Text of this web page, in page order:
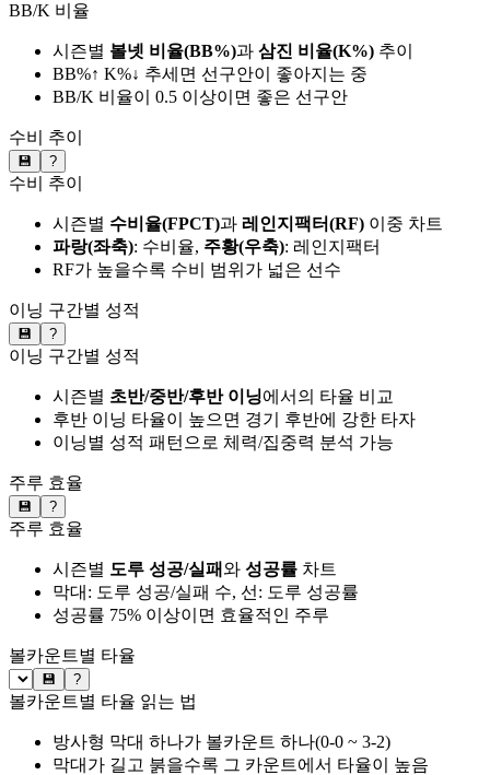
BB/K 비율
시즌별 볼넷 비율(BB%)과 삼진 비율(K%) 추이
BB%↑ K%↓ 추세면 선구안이 좋아지는 중
BB/K 비율이 0.5 이상이면 좋은 선구안
수비 추이
💾 ?
수비 추이
시즌별 수비율(FPCT)과 레인지팩터(RF) 이중 차트
파랑(좌축): 수비율, 주황(우축): 레인지팩터
RF가 높을수록 수비 범위가 넓은 선수
이닝 구간별 성적
💾 ?
이닝 구간별 성적
시즌별 초반/중반/후반 이닝에서의 타율 비교
후반 이닝 타율이 높으면 경기 후반에 강한 타자
이닝별 성적 패턴으로 체력/집중력 분석 가능
주루 효율
💾 ?
주루 효율
시즌별 도루 성공/실패와 성공률 차트
막대: 도루 성공/실패 수, 선: 도루 성공률
성공률 75% 이상이면 효율적인 주루
볼카운트별 타율
💾 ?
볼카운트별 타율 읽는 법
방사형 막대 하나가 볼카운트 하나(0-0 ~ 3-2)
막대가 길고 붉을수록 그 카운트에서 타율이 높음